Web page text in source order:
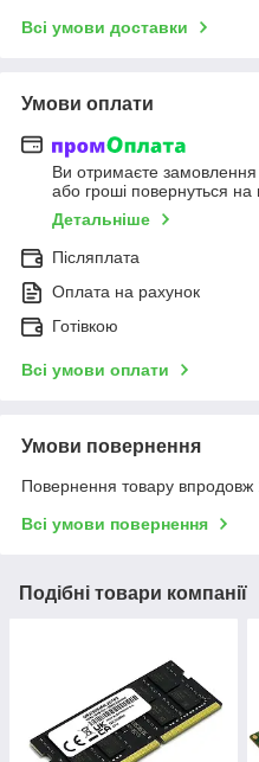
Всі умови доставки
Умови оплати
Ви отримаєте замовлення
або гроші повернуться на
Детальніше
Післяплата
Оплата на рахунок
Готівкою
Всі умови оплати
Умови повернення
Повернення товару впродовж
Всі умови повернення
Подібні товари компанії